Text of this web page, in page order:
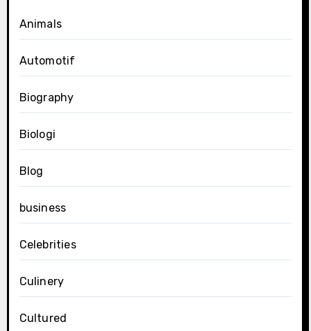
Animals
Automotif
Biography
Biologi
Blog
business
Celebrities
Culinery
Cultured